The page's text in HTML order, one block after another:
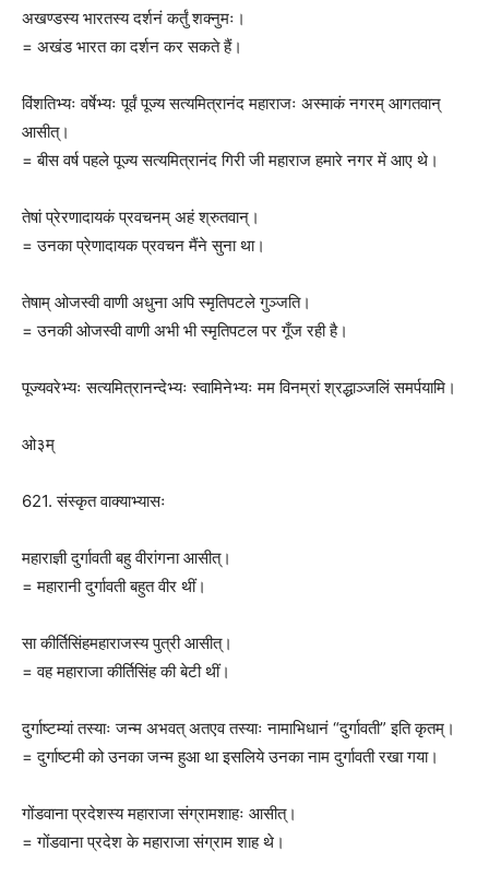
अखण्डस्य भारतस्य दर्शनं कर्तुं शक्नुमः।
= अखंड भारत का दर्शन कर सकते हैं।
विंशतिभ्यः वर्षेभ्यः पूर्वं पूज्य सत्यमित्रानंद महाराजः अस्माकं नगरम् आगतवान्
आसीत्।
= बीस वर्ष पहले पूज्य सत्यमित्रानंद गिरी जी महाराज हमारे नगर में आए थे।
तेषां प्रेरणादायकं प्रवचनम् अहं श्रुतवान्।
= उनका प्रेणादायक प्रवचन मैंने सुना था।
तेषाम् ओजस्वी वाणी अधुना अपि स्मृतिपटले गुञ्जति।
= उनकी ओजस्वी वाणी अभी भी स्मृतिपटल पर गूँज रही है।
पूज्यवरेभ्यः सत्यमित्रानन्देभ्यः स्वामिनेभ्यः मम विनम्रां श्रद्धाञ्जलिं समर्पयामि।
ओ३म्
621. संस्कृत वाक्याभ्यासः
महाराज्ञी दुर्गावती बहु वीरांगना आसीत्।
= महारानी दुर्गावती बहुत वीर थीं।
सा कीर्तिसिंहमहाराजस्य पुत्री आसीत्।
= वह महाराजा कीर्तिसिंह की बेटी थीं।
दुर्गाष्टम्यां तस्याः जन्म अभवत् अतएव तस्याः नामाभिधानं “दुर्गावती” इति कृतम्।
= दुर्गाष्टमी को उनका जन्म हुआ था इसलिये उनका नाम दुर्गावती रखा गया।
गोंडवाना प्रदेशस्य महाराजा संग्रामशाहः आसीत्।
= गोंडवाना प्रदेश के महाराजा संग्राम शाह थे।